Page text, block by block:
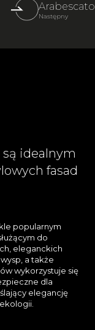
Arabescato
Następny
są idealnym
fasad
popularnym
do
eleganckich
a także
wykorzystuje się
dla
elegancję